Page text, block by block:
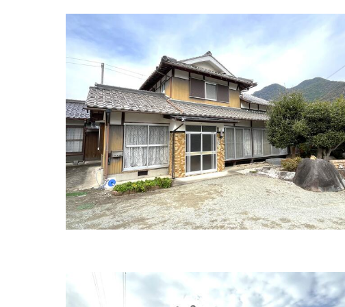
住所:兵庫県丹波市氷上町石生２５１４−１ マップで見る
小森獣医科病院
住所: 兵庫県丹波市氷上町市辺２０７−１
ＪＡ丹波ひかみ 畜産センター・家畜診療所
住所:兵庫県丹波市氷上町石生５５０ マップで見る
大塚病院前（バス）
住所: 兵庫県丹波市氷上町絹山 マップで見る
大塚病院 居宅介護支援事業所
住所:兵庫県丹波市氷上町絹山５１３ マップで見る
近藤歯科医院
住所:兵庫県丹波市氷上町石生１６６４ マップで見る